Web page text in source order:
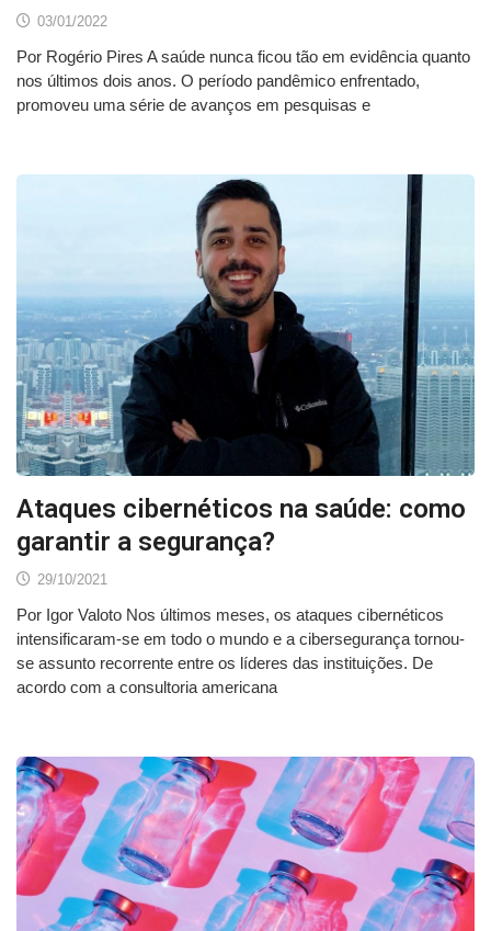
03/01/2022
Por Rogério Pires A saúde nunca ficou tão em evidência quanto
nos últimos dois anos. O período pandêmico enfrentado,
promoveu uma série de avanços em pesquisas e
Ataques cibernéticos na saúde: como
garantir a segurança?
29/10/2021
Por Igor Valoto Nos últimos meses, os ataques cibernéticos
intensificaram-se em todo o mundo e a cibersegurança tornou-
se assunto recorrente entre os líderes das instituições. De
acordo com a consultoria americana